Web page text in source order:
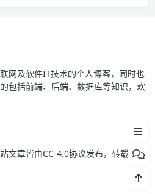
Transmit 怎么取舍
网及软件IT技术的个人博客，同时也
包括前端、后端、数据库等知识，欢
文章皆由CC-4.0协议发布，转载请注